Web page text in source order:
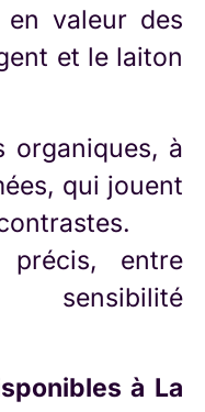
valeur des
et le laiton
organiques, à
qui jouent
entre
à La